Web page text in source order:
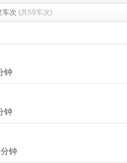
车次 (共59车次)
钟
钟
钟